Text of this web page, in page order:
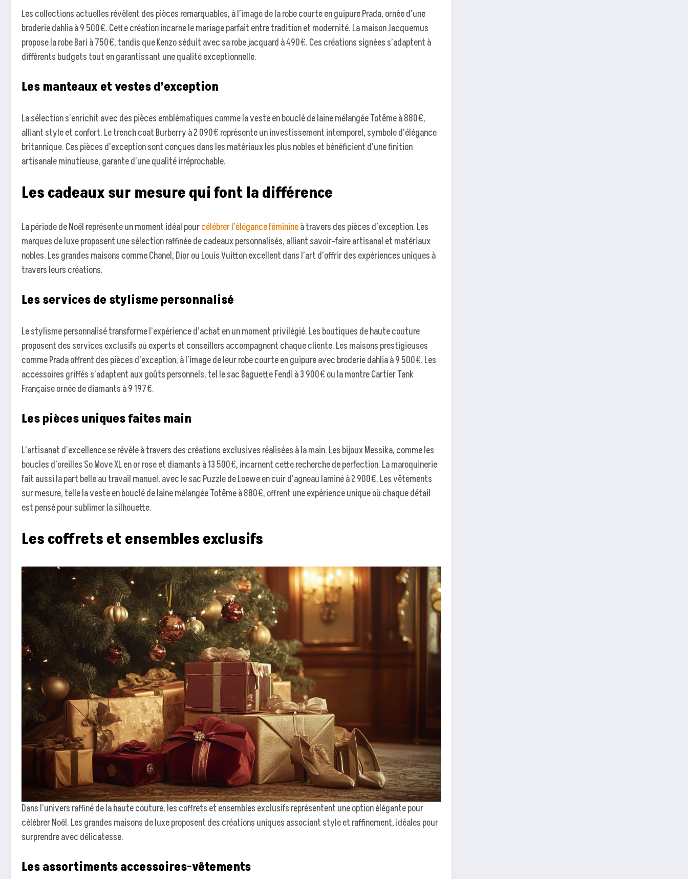
Les collections actuelles révèlent des pièces remarquables, à l’image de la robe courte en guipure Prada, ornée d’une
broderie dahlia à 9 500€. Cette création incarne le mariage parfait entre tradition et modernité. La maison Jacquemus
propose la robe Bari à 750€, tandis que Kenzo séduit avec sa robe jacquard à 490€. Ces créations signées s’adaptent à
différents budgets tout en garantissant une qualité exceptionnelle.
Les manteaux et vestes d’exception
La sélection s’enrichit avec des pièces emblématiques comme la veste en bouclé de laine mélangée Totême à 880€,
alliant style et confort. Le trench coat Burberry à 2 090€ représente un investissement intemporel, symbole d’élégance
britannique. Ces pièces d’exception sont conçues dans les matériaux les plus nobles et bénéficient d’une finition
artisanale minutieuse, garante d’une qualité irréprochable.
Les cadeaux sur mesure qui font la différence
La période de Noël représente un moment idéal pourcélébrer l’élégance féminineà travers des pièces d’exception. Les
marques de luxe proposent une sélection raffinée de cadeaux personnalisés, alliant savoir-faire artisanal et matériaux
nobles. Les grandes maisons comme Chanel, Dior ou Louis Vuitton excellent dans l’art d’offrir des expériences uniques à
travers leurs créations.
Les services de stylisme personnalisé
Le stylisme personnalisé transforme l’expérience d’achat en un moment privilégié. Les boutiques de haute couture
proposent des services exclusifs où experts et conseillers accompagnent chaque cliente. Les maisons prestigieuses
comme Prada offrent des pièces d’exception, à l’image de leur robe courte en guipure avec broderie dahlia à 9 500€. Les
accessoires griffés s’adaptent aux goûts personnels, tel le sac Baguette Fendi à 3 900€ ou la montre Cartier Tank
Française ornée de diamants à 9 197€.
Les pièces uniques faites main
L’artisanat d’excellence se révèle à travers des créations exclusives réalisées à la main. Les bijoux Messika, comme les
boucles d’oreilles So Move XL en or rose et diamants à 13 500€, incarnent cette recherche de perfection. La maroquinerie
fait aussi la part belle au travail manuel, avec le sac Puzzle de Loewe en cuir d’agneau laminé à 2 900€. Les vêtements
sur mesure, telle la veste en bouclé de laine mélangée Totême à 880€, offrent une expérience unique où chaque détail
est pensé pour sublimer la silhouette.
Les coffrets et ensembles exclusifs
Dans l’univers raffiné de la haute couture, les coffrets et ensembles exclusifs représentent une option élégante pour
célébrer Noël. Les grandes maisons de luxe proposent des créations uniques associant style et raffinement, idéales pour
surprendre avec délicatesse.
Les assortiments accessoires-vêtements